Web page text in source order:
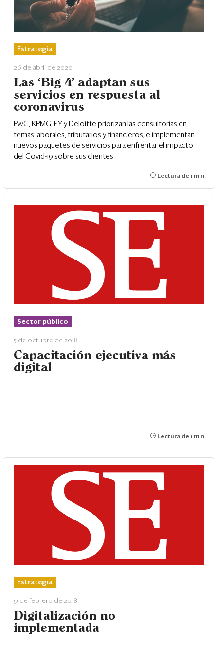
Estrategia
26 de abril de 2020
Las ‘Big 4’ adaptan sus
servicios en respuesta al
coronavirus
PwC, KPMG, EY y Deloitte priorizan las consultorías en
temas laborales, tributarios y financieros; e implementan
nuevos paquetes de servicios para enfrentar el impacto
del Covid-19 sobre sus clientes
Lectura de 1 min
Sector público
5 de octubre de 2018
Capacitación ejecutiva más
digital
Lectura de 1 min
Estrategia
9 de febrero de 2018
Digitalización no
implementada